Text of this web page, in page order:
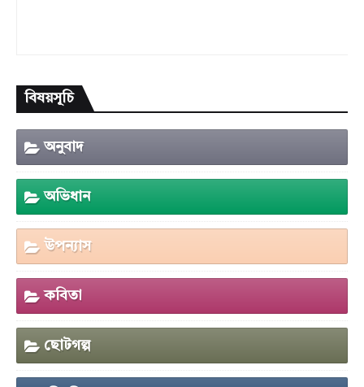
বিষয়সূচি
অনুবাদ
অভিধান
উপন্যাস
কবিতা
ছোটগল্প